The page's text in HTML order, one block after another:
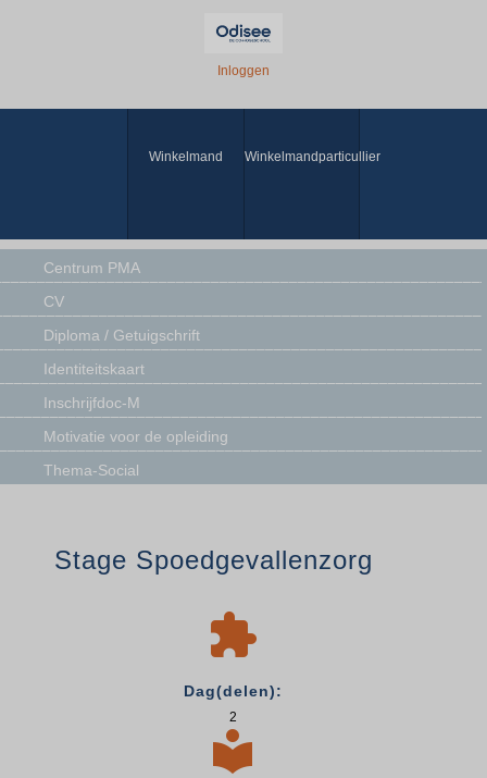
Inloggen
Winkelmand Winkelmandparticullier
Centrum PMA
CV
Diploma / Getuigschrift
Identiteitskaart
Inschrijfdoc-M
Motivatie voor de opleiding
Thema-Social
Stage Spoedgevallenzorg

Dag(delen):
2
